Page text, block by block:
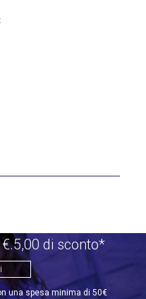
di sconto*
una spesa minima di 50€